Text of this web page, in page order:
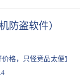
防盗软件）
格，只怪竞品太便宜